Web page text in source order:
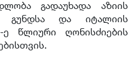
გადაუხადა აზიის
გუნდსა და იტალიის
ე წლიური ღონისძიების
.